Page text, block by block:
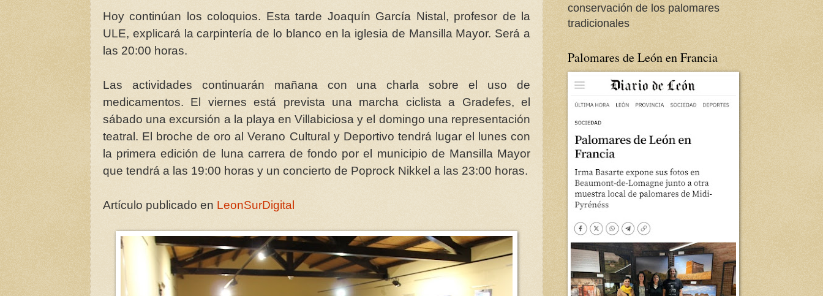
Hoy continúan los coloquios. Esta tarde Joaquín García Nistal, profesor de la
ULE, explicará la carpintería de lo blanco en la iglesia de Mansilla Mayor. Será a
las 20:00 horas.
Las actividades continuarán mañana con una charla sobre el uso de
medicamentos. El viernes está prevista una marcha ciclista a Gradefes, el
sábado una excursión a la playa en Villabiciosa y el domingo una representación
teatral. El broche de oro al Verano Cultural y Deportivo tendrá lugar el lunes con
la primera edición de luna carrera de fondo por el municipio de Mansilla Mayor
que tendrá a las 19:00 horas y un concierto de Poprock Nikkel a las 23:00 horas.
Artículo publicado en LeonSurDigital
conservación de los palomares
tradicionales
Palomares de León en Francia